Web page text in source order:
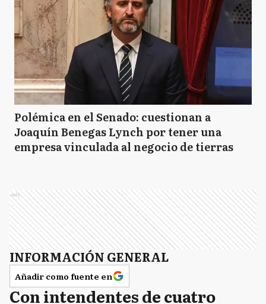
Polémica en el Senado: cuestionan a
Joaquín Benegas Lynch por tener una
empresa vinculada al negocio de tierras
Ads
INFORMACIÓN GENERAL
Añadir como fuente en
Con intendentes de cuatro